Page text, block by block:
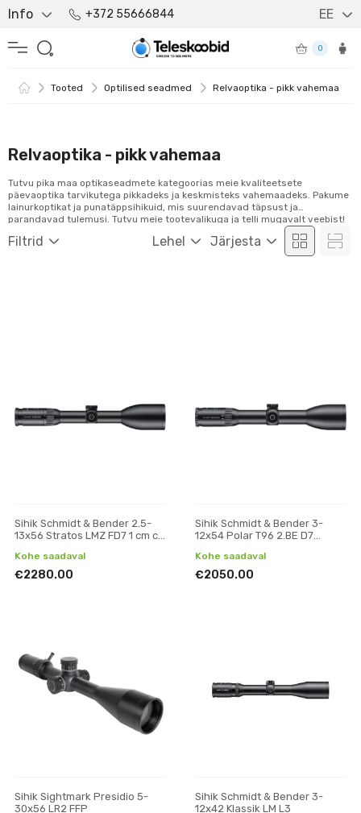
Info +372 55666844 EE
0
Tooted Optilised seadmed Relvaoptika - pikk vahemaa
Relvaoptika - pikk vahemaa
Filtrid Lehel Järjesta
Tutvu pika maa optikaseadmete kategoorias meie kvaliteetsete
päevaoptika tarvikutega pikkadeks ja keskmisteks vahemaadeks. Pakume
lainurkoptikat ja punatäppsihikuid, mis suurendavad täpsust ja
parandavad tulemusi. Tutvu meie tootevalikuga ja telli mugavalt veebist!
Sihik Schmidt & Bender 2.5-
13x56 Stratos LMZ FD7 1 cm cw
Kohe saadaval
€2280.00
Sihik Schmidt & Bender 3-
12x54 Polar T96 2.BE D7
Kohe saadaval
€2050.00
Sihik Sightmark Presidio 5-
30x56 LR2 FFP
Sihik Schmidt & Bender 3-
12x42 Klassik LM L3